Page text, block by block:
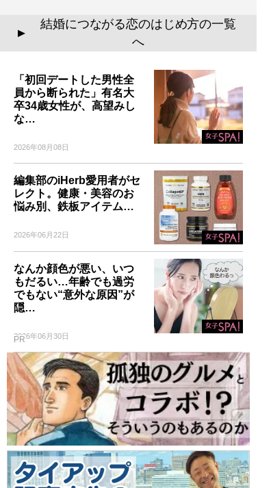
▲
結婚につながる恋のはじめ方の一覧
へ
「初回デートした男性全
員から断られた」有名大
卒34歳女性が、高望みし
な…
2026年08月08日
編集部のiHerb愛用者がセ
レクト。健康・美容のお
悩み別、鉄板アイテム…
2026年06月22日
なんか顔色が悪い、いつ
もだるい…年齢でも過労
でもない“意外な原因”が
隠…
2026年06月30日
PR